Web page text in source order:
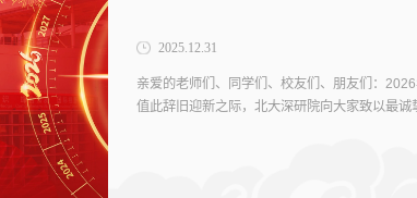
2025.12.31
亲爱的老师们、同学们、校友们、朋友们：
值此辞旧迎新之际，北大深研院向大家致以最诚